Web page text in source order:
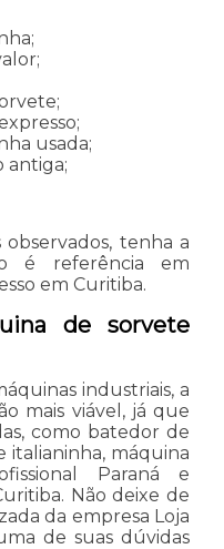
usada;
antiga;
tenha a
é referência em
em Curitiba.
de sorvete
industriais, a
mais viável, já que
como batedor de
italianinha, máquina
Paraná e
Não deixe de
da empresa Loja
de suas dúvidas